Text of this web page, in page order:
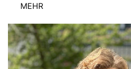
MEHR